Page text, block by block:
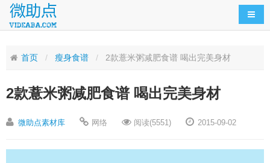
导航
首页 瘦身食谱 2款薏米粥减肥食谱 喝出完美身材
2款薏米粥减肥食谱 喝出完美身材
微助点素材库 网络 阅读(5551) 2015-09-02